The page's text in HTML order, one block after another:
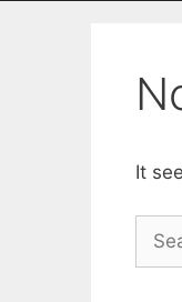
It
nach: